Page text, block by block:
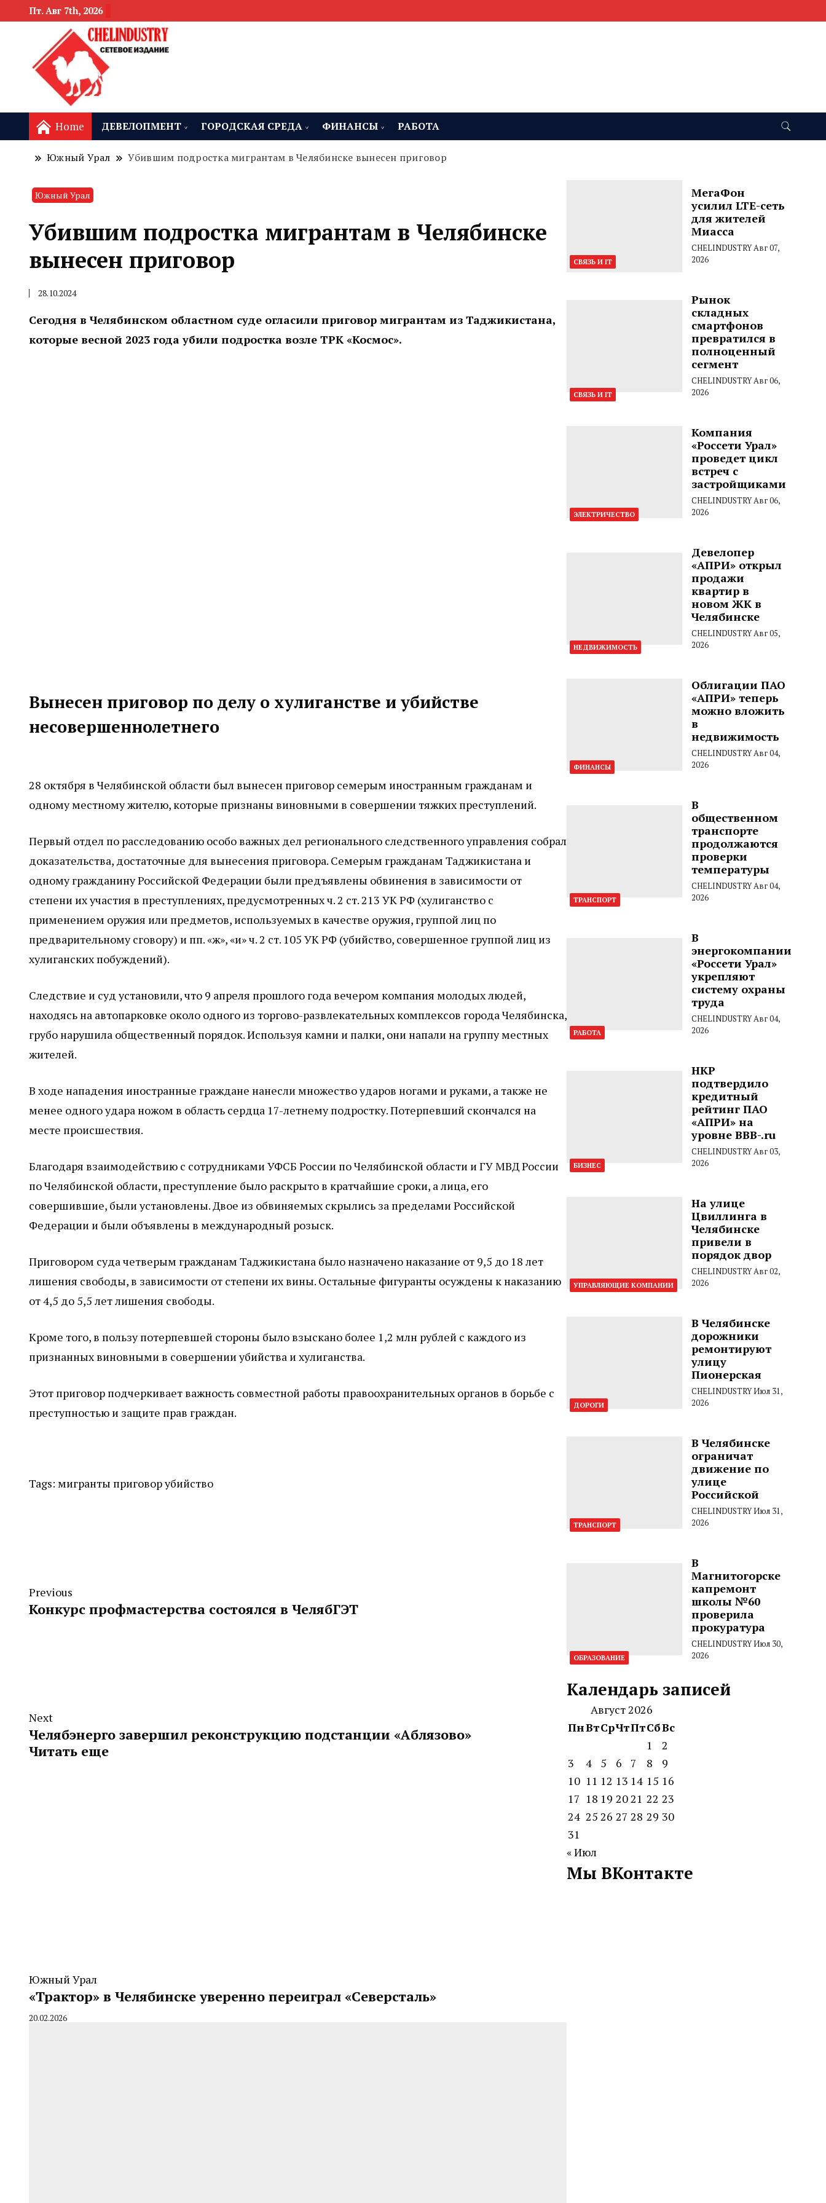
Пт. Авг 7th, 2026
Home ДЕВЕЛОПМЕНТ ГОРОДСКАЯ СРЕДА ФИНАНСЫ РАБОТА
Южный Урал Убившим подростка мигрантам в Челябинске вынесен приговор
Южный Урал
Убившим подростка мигрантам в Челябинске
вынесен приговор
28.10.2024
Сегодня в Челябинском областном суде огласили приговор мигрантам из Таджикистана,
которые весной 2023 года убили подростка возле ТРК «Космос».
Вынесен приговор по делу о хулиганстве и убийстве
несовершеннолетнего
28 октября в Челябинской области был вынесен приговор семерым иностранным гражданам и
одному местному жителю, которые признаны виновными в совершении тяжких преступлений.
Первый отдел по расследованию особо важных дел регионального следственного управления собрал
доказательства, достаточные для вынесения приговора. Семерым гражданам Таджикистана и
одному гражданину Российской Федерации были предъявлены обвинения в зависимости от
степени их участия в преступлениях, предусмотренных ч. 2 ст. 213 УК РФ (хулиганство с
применением оружия или предметов, используемых в качестве оружия, группой лиц по
предварительному сговору) и пп. «ж», «и» ч. 2 ст. 105 УК РФ (убийство, совершенное группой лиц из
хулиганских побуждений).
Следствие и суд установили, что 9 апреля прошлого года вечером компания молодых людей,
находясь на автопарковке около одного из торгово-развлекательных комплексов города Челябинска,
грубо нарушила общественный порядок. Используя камни и палки, они напали на группу местных
жителей.
В ходе нападения иностранные граждане нанесли множество ударов ногами и руками, а также не
менее одного удара ножом в область сердца 17-летнему подростку. Потерпевший скончался на
месте происшествия.
Благодаря взаимодействию с сотрудниками УФСБ России по Челябинской области и ГУ МВД России
по Челябинской области, преступление было раскрыто в кратчайшие сроки, а лица, его
совершившие, были установлены. Двое из обвиняемых скрылись за пределами Российской
Федерации и были объявлены в международный розыск.
Приговором суда четверым гражданам Таджикистана было назначено наказание от 9,5 до 18 лет
лишения свободы, в зависимости от степени их вины. Остальные фигуранты осуждены к наказанию
от 4,5 до 5,5 лет лишения свободы.
Кроме того, в пользу потерпевшей стороны было взыскано более 1,2 млн рублей с каждого из
признанных виновными в совершении убийства и хулиганства.
Этот приговор подчеркивает важность совместной работы правоохранительных органов в борьбе с
преступностью и защите прав граждан.
Tags: мигранты приговорубийство
Previous
Конкурс профмастерства состоялся в ЧелябГЭТ
Next
Челябэнерго завершил реконструкцию подстанции «Аблязово»
Читать еще
Южный Урал
«Трактор» в Челябинске уверенно переиграл «Северсталь»
By
20.02.2026
СВЯЗЬ И IT
МегаФон
усилил LTE-сеть
для жителей
Миасса
CHELINDUSTRYАвг 07,
2026
СВЯЗЬ И IT
Рынок
складных
смартфонов
превратился в
полноценный
сегмент
CHELINDUSTRYАвг 06,
2026
ЭЛЕКТРИЧЕСТВО
Компания
«Россети Урал»
проведет цикл
встреч с
застройщиками
CHELINDUSTRYАвг 06,
2026
НЕДВИЖИМОСТЬ
Девелопер
«АПРИ» открыл
продажи
квартир в
новом ЖК в
Челябинске
CHELINDUSTRYАвг 05,
2026
ФИНАНСЫ
Облигации ПАО
«АПРИ» теперь
можно вложить
в
недвижимость
CHELINDUSTRYАвг 04,
2026
ТРАНСПОРТ
В
общественном
транспорте
продолжаются
проверки
температуры
CHELINDUSTRYАвг 04,
2026
РАБОТА
В
энергокомпании
«Россети Урал»
укрепляют
систему охраны
труда
CHELINDUSTRYАвг 04,
2026
БИЗНЕС
НКР
подтвердило
кредитный
рейтинг ПАО
«АПРИ» на
уровне BBB-.ru
CHELINDUSTRYАвг 03,
2026
УПРАВЛЯЮЩИЕ КОМПАНИИ
На улице
Цвиллинга в
Челябинске
привели в
порядок двор
CHELINDUSTRYАвг 02,
2026
ДОРОГИ
В Челябинске
дорожники
ремонтируют
улицу
Пионерская
CHELINDUSTRYИюл 31,
2026
ТРАНСПОРТ
В Челябинске
ограничат
движение по
улице
Российской
CHELINDUSTRYИюл 31,
2026
ОБРАЗОВАНИЕ
В
Магнитогорске
капремонт
школы №60
проверила
прокуратура
CHELINDUSTRYИюл 30,
2026
Календарь записей
Август 2026
ПнВтСрЧтПтСбВс
1
2
3
4 5 6 7 8
9
10 11 12 13 14 15 16
17 18 19 2021 22 23
24 25 26 27 28 29 30
31
« Июл
Мы ВКонтакте